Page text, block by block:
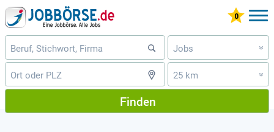
Jobs »
25 km »
Finden